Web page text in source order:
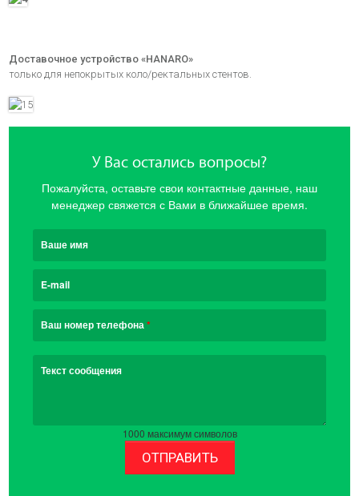
Доставочное устройство «HANARO»
только для непокрытых коло/ректальных стентов.
У Вас остались вопросы?
Пожалуйста, оставьте свои контактные данные, наш
менеджер свяжется с Вами в ближайшее время.
Ваше имя
E-mail
Ваш номер телефона*
Текст сообщения
1000 максимум символов
ОТПРАВИТЬ